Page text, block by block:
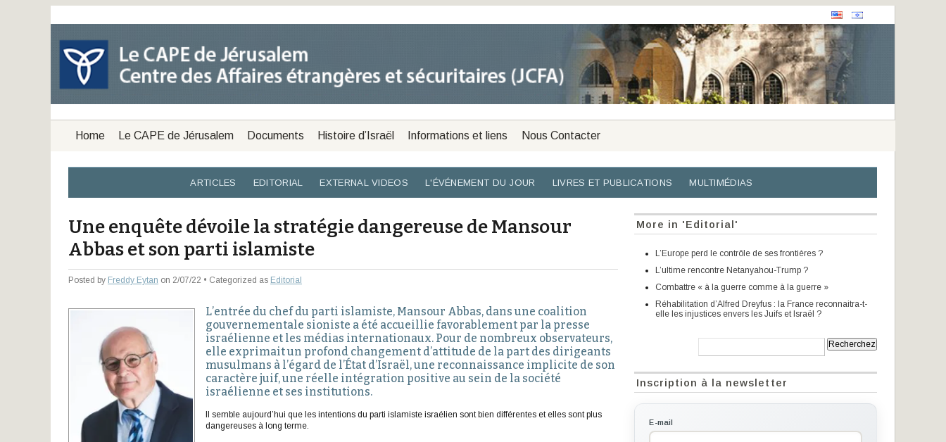
Home Le CAPE de Jérusalem Documents Histoire d’Israël Informations et liens Nous Contacter
ARTICLES EDITORIAL EXTERNAL VIDEOS L'ÉVÉNEMENT DU JOUR LIVRES ET PUBLICATIONS MULTIMÉDIAS
Une enquête dévoile la stratégie dangereuse de Mansour
Abbas et son parti islamiste
Posted by Freddy Eytan on 2/07/22 • Categorized as Editorial
L’entrée du chef du parti islamiste, Mansour Abbas, dans une coalition
gouvernementale sioniste a été accueillie favorablement par la presse
israélienne et les médias internationaux. Pour de nombreux observateurs,
elle exprimait un profond changement d’attitude de la part des dirigeants
musulmans à l’égard de l’État d’Israël, une reconnaissance implicite de son
caractère juif, une réelle intégration positive au sein de la société
israélienne et ses institutions.
Il semble aujourd’hui que les intentions du parti islamiste israélien sont bien différentes et elles sont plus
dangereuses à long terme.
More in 'Editorial'
L’Europe perd le contrôle de ses frontières ?
L’ultime rencontre Netanyahou-Trump ?
Combattre « à la guerre comme à la guerre »
Réhabilitation d’Alfred Dreyfus : la France reconnaitra-t-
elle les injustices envers les Juifs et Israël ?
Inscription à la newsletter
E-mail